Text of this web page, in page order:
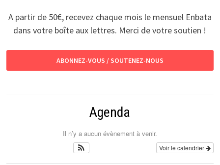
A partir de 50€, recevez chaque mois le mensuel Enbata
dans votre boîte aux lettres. Merci de votre soutien !
ABONNEZ-VOUS / SOUTENEZ-NOUS
Agenda
Il n’y a aucun évènement à venir.
Voir le calendrier